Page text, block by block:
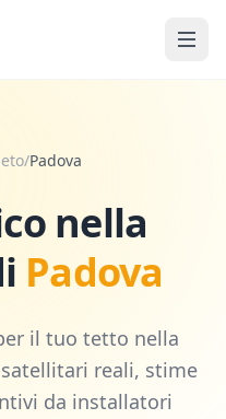
/Padova
nella
Padova
il tuo tetto nella
reali, stime
da installatori